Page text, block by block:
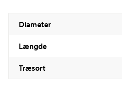
Diameter
Længde
Træsort